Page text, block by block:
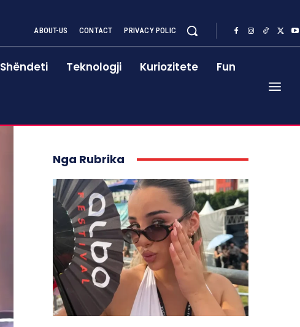
ABOUT-US CONTACT PRIVACY POLIC
Shëndeti Teknologji Kuriozitete Fun
Nga Rubrika